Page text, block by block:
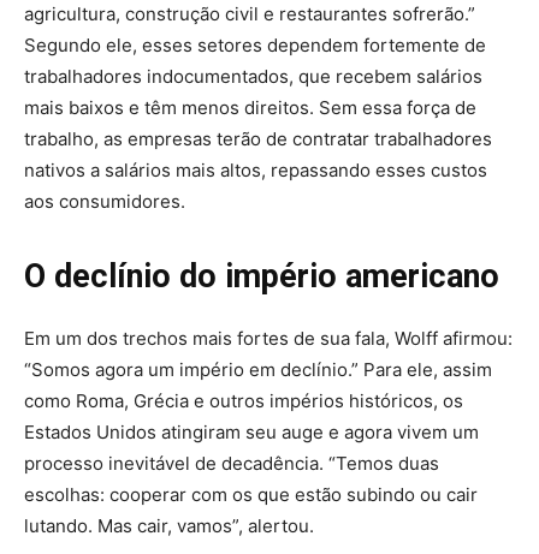
agricultura, construção civil e restaurantes sofrerão.”
Segundo ele, esses setores dependem fortemente de
trabalhadores indocumentados, que recebem salários
mais baixos e têm menos direitos. Sem essa força de
trabalho, as empresas terão de contratar trabalhadores
nativos a salários mais altos, repassando esses custos
aos consumidores.
O declínio do império americano
Em um dos trechos mais fortes de sua fala, Wolff afirmou:
“Somos agora um império em declínio.” Para ele, assim
como Roma, Grécia e outros impérios históricos, os
Estados Unidos atingiram seu auge e agora vivem um
processo inevitável de decadência. “Temos duas
escolhas: cooperar com os que estão subindo ou cair
lutando. Mas cair, vamos”, alertou.